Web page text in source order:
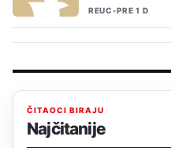
REUC•PRE 1 D
ČITAOCI BIRAJU
Najčitanije